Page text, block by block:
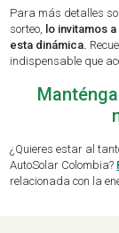
Para más detalles
sorteo,
lo invitamos
esta dinámica.
indispensable que
¿Quieres estar al
AutoSolar Colombia?
relacionada con la